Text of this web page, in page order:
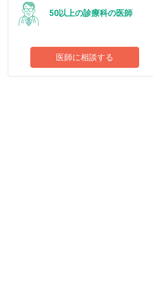
50以上の診療科の医師
医師に相談する